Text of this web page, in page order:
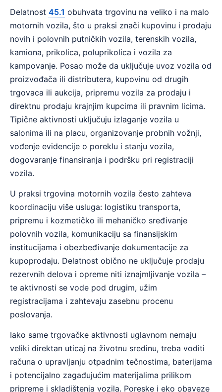
Delatnost 45.1 obuhvata trgovinu na veliko i na malo
motornih vozila, što u praksi znači kupovinu i prodaju
novih i polovnih putničkih vozila, terenskih vozila,
kamiona, prikolica, poluprikolica i vozila za
kampovanje. Posao može da uključuje uvoz vozila od
proizvođača ili distributera, kupovinu od drugih
trgovaca ili aukcija, pripremu vozila za prodaju i
direktnu prodaju krajnjim kupcima ili pravnim licima.
Tipične aktivnosti uključuju izlaganje vozila u
salonima ili na placu, organizovanje probnih vožnji,
vođenje evidencije o poreklu i stanju vozila,
dogovaranje finansiranja i podršku pri registraciji
vozila.
U praksi trgovina motornih vozila često zahteva
koordinaciju više usluga: logistiku transporta,
pripremu i kozmetičko ili mehaničko sređivanje
polovnih vozila, komunikaciju sa finansijskim
institucijama i obezbeđivanje dokumentacije za
kupoprodaju. Delatnost obično ne uključuje prodaju
rezervnih delova i opreme niti iznajmljivanje vozila –
te aktivnosti se vode pod drugim, užim
registracijama i zahtevaju zasebnu procenu
poslovanja.
Iako same trgovačke aktivnosti uglavnom nemaju
veliki direktan uticaj na životnu sredinu, treba voditi
računa o upravljanju otpadnim tečnostima, baterijama
i potencijalno zagađujućim materijalima prilikom
pripreme i skladištenja vozila. Poreske i eko obaveze